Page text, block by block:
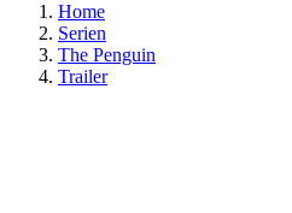
Home
Serien
The Penguin
Trailer